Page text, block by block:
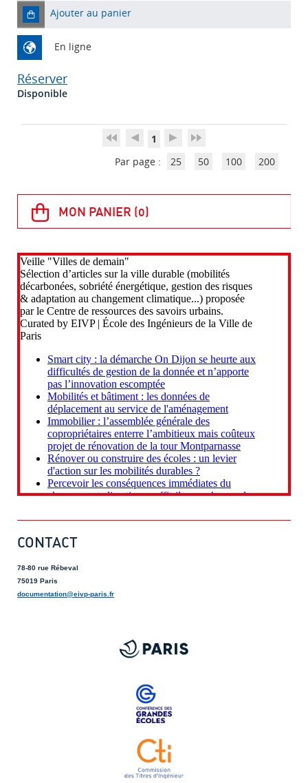
Ajouter au panier
En ligne
Réserver
Disponible
1
Par page :
25 50 100 200
CONTACT
78-80 rue Rébeval
75019 Paris
documentation@eivp-paris.fr